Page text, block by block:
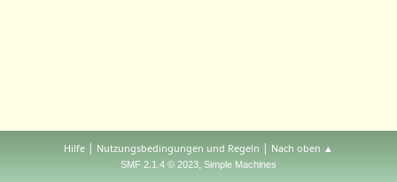
Hilfe | Nutzungsbedingungen und Regeln | Nach oben ▲
SMF 2.1.4 © 2023, Simple Machines